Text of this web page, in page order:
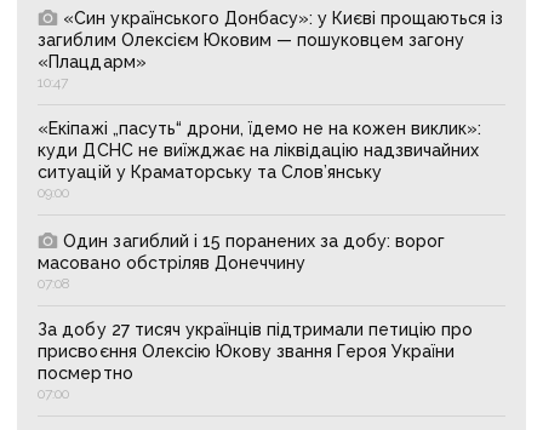
«Син українського Донбасу»: у Києві прощаються із
загиблим Олексієм Юковим — пошуковцем загону
«Плацдарм»
10:47
«Екіпажі „пасуть“ дрони, їдемо не на кожен виклик»:
куди ДСНС не виїжджає на ліквідацію надзвичайних
ситуацій у Краматорську та Слов’янську
09:00
Один загиблий і 15 поранених за добу: ворог
масовано обстріляв Донеччину
07:08
За добу 27 тисяч українців підтримали петицію про
присвоєння Олексію Юкову звання Героя України
посмертно
07:00